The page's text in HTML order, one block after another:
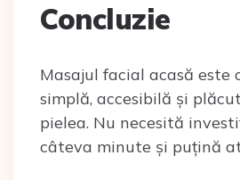
Concluzie
Masajul facial acasă este
simplă, accesibilă și
pielea. Nu necesită
câteva minute și puțină